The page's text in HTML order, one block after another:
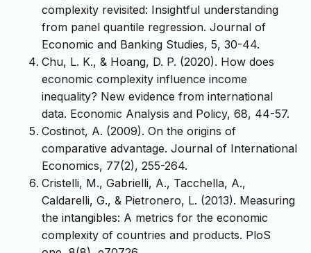
complexity revisited: Insightful understanding
from panel quantile regression. Journal of
Economic and Banking Studies, 5, 30-44.
Chu, L. K., & Hoang, D. P. (2020). How does
economic complexity influence income
inequality? New evidence from international
data. Economic Analysis and Policy, 68, 44-57.
Costinot, A. (2009). On the origins of
comparative advantage. Journal of International
Economics, 77(2), 255-264.
Cristelli, M., Gabrielli, A., Tacchella, A.,
Caldarelli, G., & Pietronero, L. (2013). Measuring
the intangibles: A metrics for the economic
complexity of countries and products. PloS